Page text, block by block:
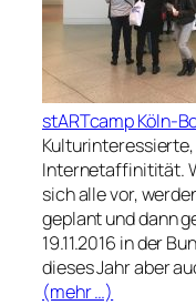
stARTcamp Köln-
Internetaffinitität.
sich alle vor,
geplant und dann
19.11.2016 in der
dieses Jahr aber
(mehr …)